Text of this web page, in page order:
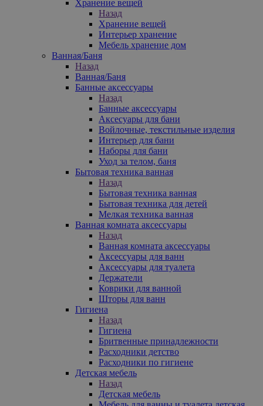
Хранение вещей
Назад
Хранение вещей
Интерьер хранение
Мебель хранение дом
Ванная/Баня
Назад
Ванная/Баня
Банные аксессуары
Назад
Банные аксессуары
Аксесуары для бани
Войлочные, текстильные изделия
Интерьер для бани
Наборы для бани
Уход за телом, баня
Бытовая техника ванная
Назад
Бытовая техника ванная
Бытовая техника для детей
Мелкая техника ванная
Ванная комната аксессуары
Назад
Ванная комната аксессуары
Аксессуары для ванн
Аксессуары для туалета
Держатели
Коврики для ванной
Шторы для ванн
Гигиена
Назад
Гигиена
Бритвенные принадлежности
Расходники детство
Расходники по гигиене
Детская мебель
Назад
Детская мебель